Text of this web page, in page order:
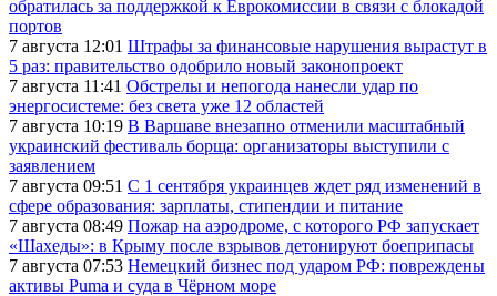
обратилась за поддержкой к Еврокомиссии в связи с блокадой
портов
7 августа 12:01 Штрафы за финансовые нарушения вырастут в
5 раз: правительство одобрило новый законопроект
7 августа 11:41 Обстрелы и непогода нанесли удар по
энергосистеме: без света уже 12 областей
7 августа 10:19 В Варшаве внезапно отменили масштабный
украинский фестиваль борща: организаторы выступили с
заявлением
7 августа 09:51 С 1 сентября украинцев ждет ряд изменений в
сфере образования: зарплаты, стипендии и питание
7 августа 08:49 Пожар на аэродроме, с которого РФ запускает
«Шахеды»: в Крыму после взрывов детонируют боеприпасы
7 августа 07:53 Немецкий бизнес под ударом РФ: повреждены
активы Puma и суда в Чёрном море